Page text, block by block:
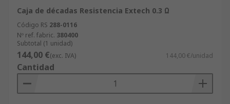
Caja de décadas Resistencia Extech 0.3 Ω
Código RS 288-0116
Nº ref. fabric. 380400
Subtotal (1 unidad)
144,00 €(exc. IVA) 144,00 €/unidad
Cantidad